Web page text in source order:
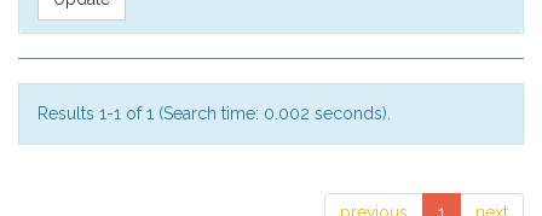
Results 1-1 of 1 (Search time: 0.002 seconds).